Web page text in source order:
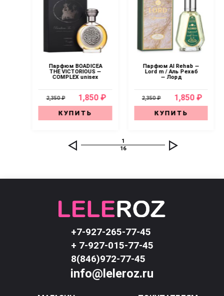
Парфюм BOADICEA
THE VICTORIOUS —
COMPLEX unisex
2,350 ₽ 1,850 ₽
КУПИТЬ
Парфюм Al Rehab —
Lord m / Аль Рехаб
— Лорд
2,350 ₽ 1,850 ₽
КУПИТЬ
1
16
+7-927-265-77-45
+ 7-927-015-77-45
8(846)972-77-45
info@leleroz.ru